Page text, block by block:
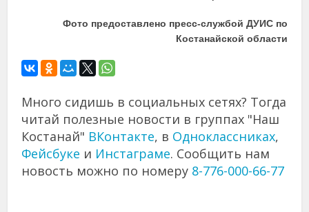
Фото предоставлено пресс-службой ДУИС по
Костанайской области
Много сидишь в социальных сетях? Тогда
читай полезные новости в группах "Наш
Костанай" ВКонтакте, в Одноклассниках,
Фейсбуке и Инстаграме. Сообщить нам
новость можно по номеру 8-776-000-66-77